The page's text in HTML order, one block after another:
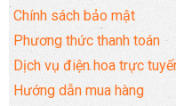
Chính sách bảo mật
Phương thức thanh toán
Dịch vụ điện hoa trực
Hướng dẫn mua hàng